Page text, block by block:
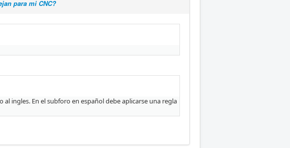
para mi CNC?
ingles. En el subforo en español debe aplicarse una regla